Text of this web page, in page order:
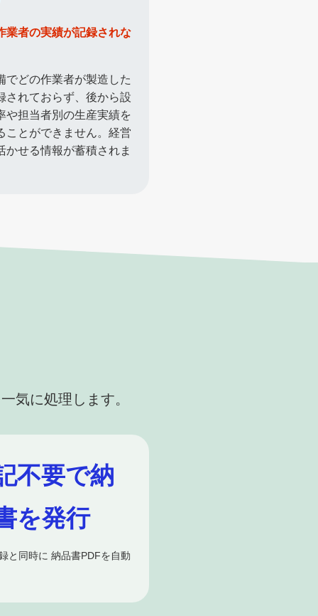
業者の実績が記録されな
でどの作業者が製造した
されておらず、後から設
や担当者別の生産実績を
ことができません。経営
かせる情報が蓄積されま
気に処理します。
不要で納
を発行
と同時に 納品書PDFを自動